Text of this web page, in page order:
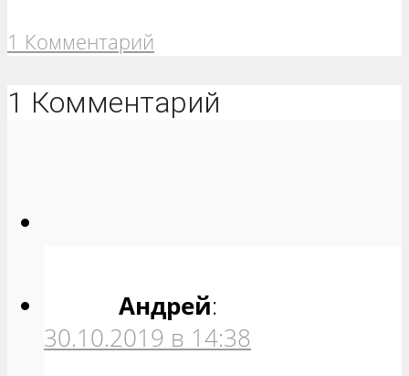
1 Комментарий
1 Комментарий
Андрей:
30.10.2019 в 14:38